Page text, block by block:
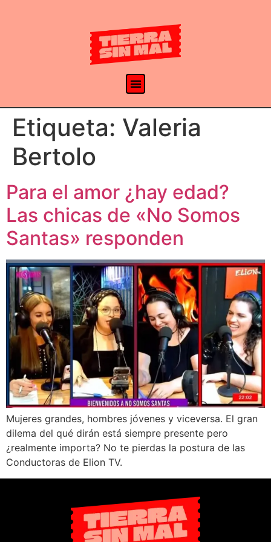
Etiqueta: Valeria
Bertolo
Para el amor ¿hay edad?
Las chicas de «No Somos
Santas» responden
Mujeres grandes, hombres jóvenes y viceversa. El gran
dilema del qué dirán está siempre presente pero
¿realmente importa? No te pierdas la postura de las
Conductoras de Elion TV.